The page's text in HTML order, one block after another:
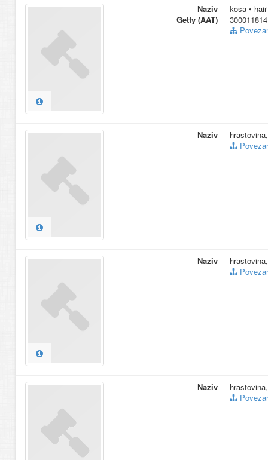
Naziv
kosa • hair
Getty (AAT)
300011814
Naziv
Naziv
Naziv